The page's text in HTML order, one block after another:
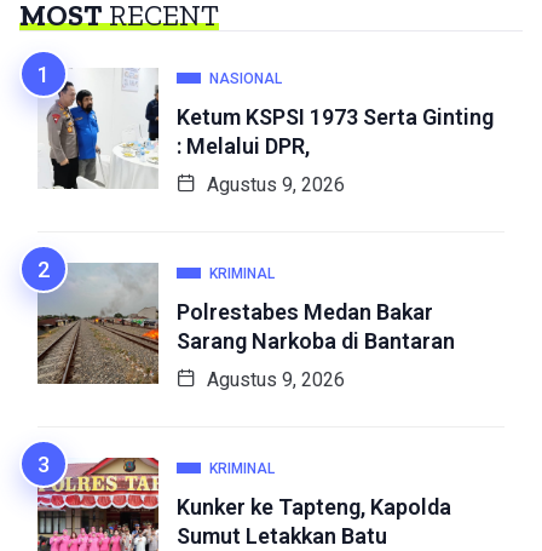
MOSTRECENT
NASIONAL
Ketum KSPSI 1973 Serta Ginting
: Melalui DPR,
Agustus 9, 2026
KRIMINAL
Polrestabes Medan Bakar
Sarang Narkoba di Bantaran
Agustus 9, 2026
KRIMINAL
Kunker ke Tapteng, Kapolda
Sumut Letakkan Batu